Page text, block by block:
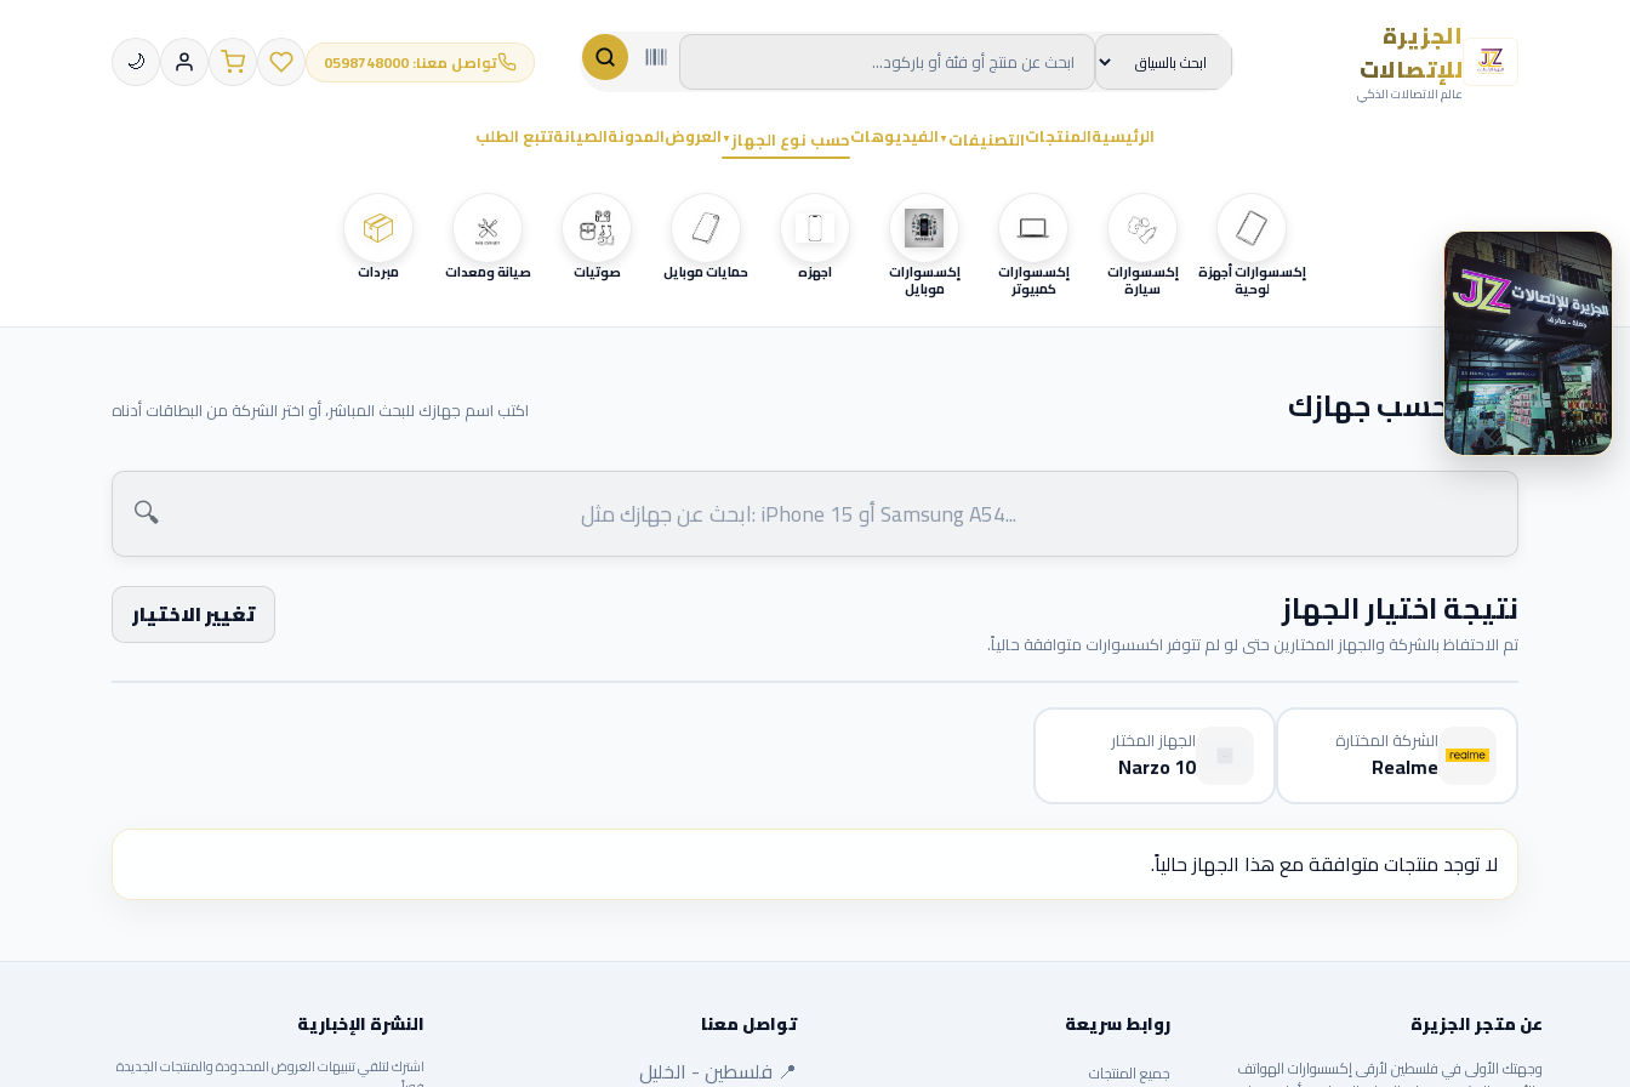
الجزيرة
للإتصالات
عالم الاتصالات الذكي
تواصل معنا: 0598748000 🌙
الرئيسيةالمنتجاتالتصنيفات ▼الفيديوهاتحسب نوع الجهاز ▼العروضالمدونةالصيانةتتبع الطلب
إكسسوارات أجهزة
لوحية
إكسسوارات
سيارة
إكسسوارات
كمبيوتر
إكسسوارات
موبايل
اجهزه حمايات موبايل صوتيات صيانة ومعدات
📦
مبردات
ابحث حسب جهازك اكتب اسم جهازك للبحث المباشر، أو اختر الشركة من البطاقات أدناه
🔍
نتيجة اختيار الجهاز
تم الاحتفاظ بالشركة والجهاز المختارين حتى لو لم تتوفر اكسسوارات متوافقة حالياً.
تغيير الاختيار
الشركة المختارة
Realme
الجهاز المختار
Narzo 10
لا توجد منتجات متوافقة مع هذا الجهاز حالياً.
عن متجر الجزيرة
وجهتك الأولى في فلسطين لأرقى إكسسوارات الهواتف
روابط سريعة
جميع المنتجات
تواصل معنا
📍 فلسطين - الخليل
النشرة الإخبارية
اشترك لتلقي تنبيهات العروض المحدودة والمنتجات الجديدة